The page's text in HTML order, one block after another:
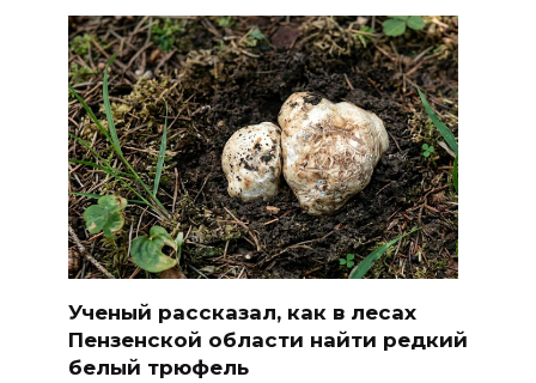
Ученый рассказал, как в лесах
Пензенской области найти редкий
белый трюфель